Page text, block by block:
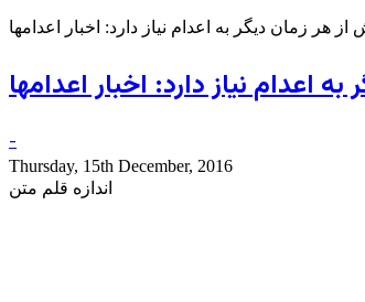
هر زمان دیگر به اعدام نیاز دارد: اخبار اعدامها
اعدام نیاز دارد: اخبار اعدامها
-
Thursday, 15th December, 2016
اندازه قلم متن